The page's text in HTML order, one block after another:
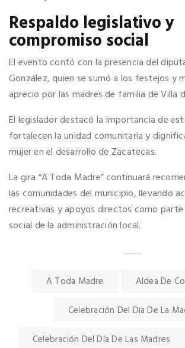
​Respaldo legislativo y
compromiso social
​El evento contó con la presencia del
González, quien se sumó a los festejos y
aprecio por las madres de familia de Villa
El legislador destacó la importancia de
fortalecen la unidad comunitaria y
mujer en el desarrollo de Zacatecas.
​La gira “A Toda Madre” continuará
las comunidades del municipio, llevando
recreativas y apoyos directos como
social de la administración local.
A Toda Madre Aldea De
Celebración Del Día De La
Celebración Del Día De Las Madres